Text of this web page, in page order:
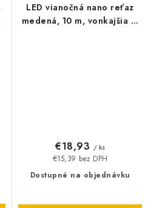
LED vianočná nano reťaz
medená, 10 m, vonkajšia aj
Dostupné na objednávku
€15,39 bez DPH
€18,93 / ks